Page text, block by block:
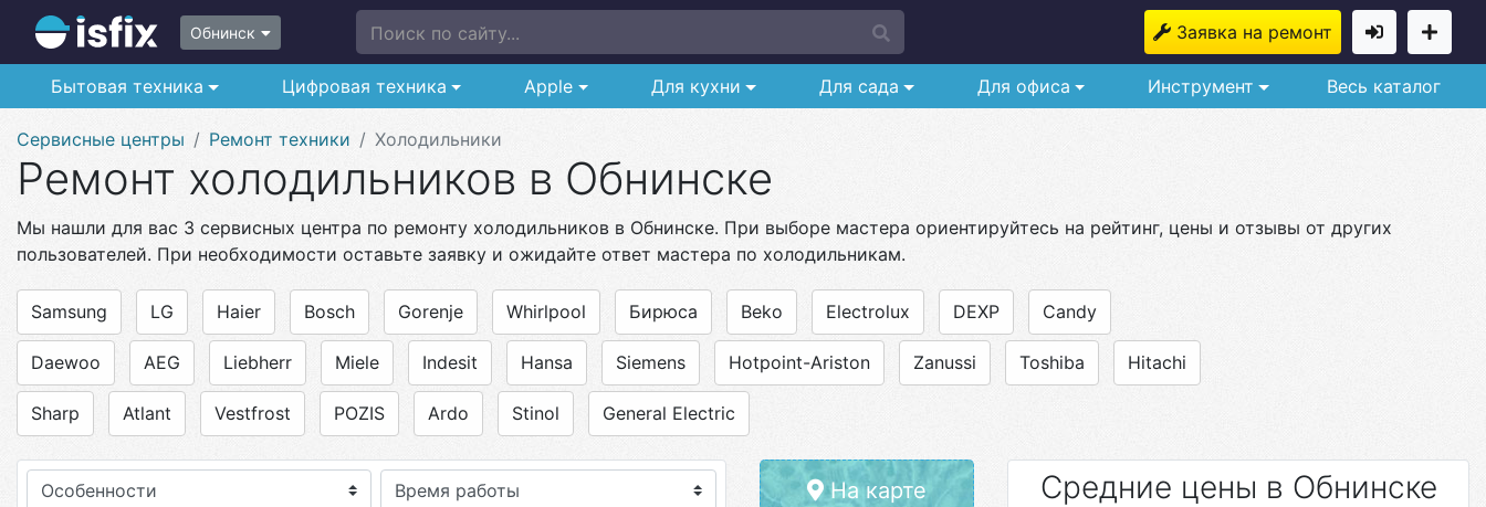
Обнинск Поиск по сайту... Заявка на ремонт
Бытовая техника Цифровая техника Apple Для кухни Для сада Для офиса Инструмент Весь каталог
Сервисные центры Ремонт техники Холодильники
Ремонт холодильников в Обнинске
Мы нашли для вас 3 сервисных центра по ремонту холодильников в Обнинске. При выборе мастера ориентируйтесь на рейтинг, цены и отзывы от других
пользователей. При необходимости оставьте заявку и ожидайте ответ мастера по холодильникам.
Samsung LG Haier Bosch Gorenje Whirlpool Бирюса Beko Electrolux DEXP Candy
Daewoo AEG Liebherr Miele Indesit Hansa Siemens Hotpoint-Ariston Zanussi Toshiba Hitachi
Sharp Atlant Vestfrost POZIS Ardo Stinol General Electric
Особенности На карте Средние цены в Обнинске